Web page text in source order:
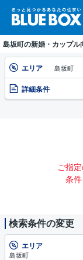
島坂町の新婚・カップル
エリア 島坂町
詳細条件
ご指
条
検索条件の変更
エリア
島坂町